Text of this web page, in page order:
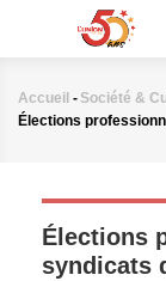
principal
Fil
Accueil - Société &
Élections
Élections
syndicats